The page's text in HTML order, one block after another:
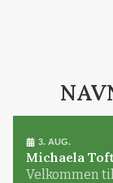
3. AUG.
Michaela
Velkommen